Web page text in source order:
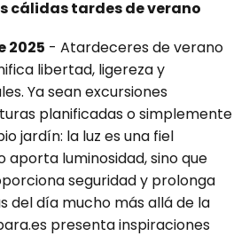
cálidas tardes de verano
2025 - Atardeceres de verano
libertad, ligereza y
Ya sean excursiones
planificadas o simplemente
jardín: la luz es una fiel
aporta luminosidad, sino que
seguridad y prolonga
del día mucho más allá de la
presenta inspiraciones